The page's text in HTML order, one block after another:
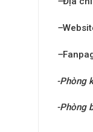
–
–
-Phòng
-Phòng